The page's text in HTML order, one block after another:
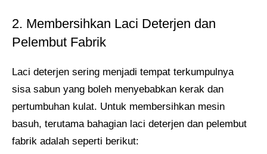
2. Membersihkan Laci Deterjen dan
Pelembut Fabrik
Laci deterjen sering menjadi tempat terkumpulnya
sisa sabun yang boleh menyebabkan kerak dan
pertumbuhan kulat. Untuk membersihkan mesin
basuh, terutama bahagian laci deterjen dan pelembut
fabrik adalah seperti berikut: